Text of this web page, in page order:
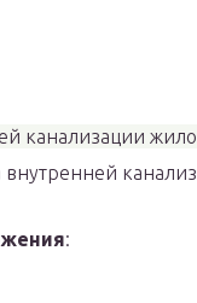
внутренней
: